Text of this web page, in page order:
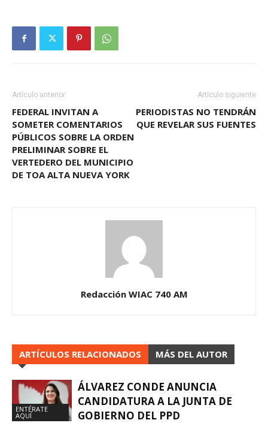
Artículo anterior
FEDERAL INVITAN A
SOMETER COMENTARIOS
PÚBLICOS SOBRE LA ORDEN
PRELIMINAR SOBRE EL
VERTEDERO DEL MUNICIPIO
DE TOA ALTA NUEVA YORK
Artículo siguiente
PERIODISTAS NO TENDRÁN
QUE REVELAR SUS FUENTES
Redacción WIAC 740 AM
ARTÍCULOS RELACIONADOS MÁS DEL AUTOR
ENTÉRATE
AQUÍ
ÁLVAREZ CONDE ANUNCIA
CANDIDATURA A LA JUNTA DE
GOBIERNO DEL PPD